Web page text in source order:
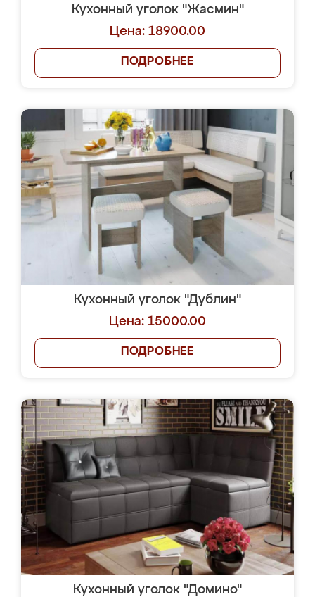
Кухонный уголок "Жасмин"
Цена: 18900.00
ПОДРОБНЕЕ
Кухонный уголок "Дублин"
Цена: 15000.00
ПОДРОБНЕЕ
Кухонный уголок "Домино"